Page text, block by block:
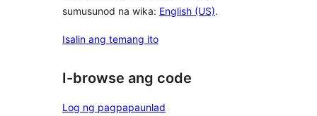
sumusunod na wika: English (US).
Isalin ang temang ito
I-browse ang code
Log ng pagpapaunlad